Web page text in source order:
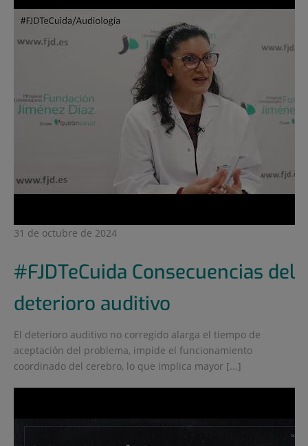
31 de octubre de 2024
#FJDTeCuida Consecuencias del
deterioro auditivo
El deterioro auditivo no corregido alarga el tiempo de
aceptación del problema, impide el funcionamiento
coordinado del cerebro, lo que implica mayor [...]